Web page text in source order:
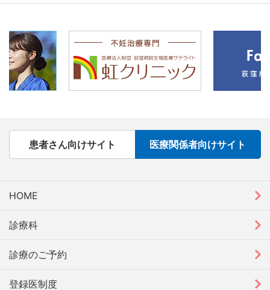
患者さん向けサイト 医療関係者向けサイト
HOME
診療科
診療のご予約
登録医制度